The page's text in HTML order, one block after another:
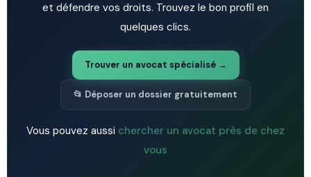
et défendre vos droits. Trouvez le bon profil en
quelques clics.
Trouver un avocat spécialisé →
📂 Déposer un dossier gratuitement
Vous pouvez aussi chercher un avocat près de chez
vous